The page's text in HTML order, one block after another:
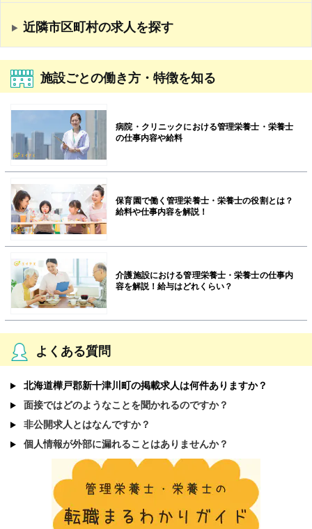
近隣市区町村の求人を探す
施設ごとの働き方・特徴を知る
病院・クリニックにおける管理栄養士・栄養士
の仕事内容や給料
保育園で働く管理栄養士・栄養士の役割とは？
給料や仕事内容を解説！
介護施設における管理栄養士・栄養士の仕事内
容を解説！給与はどれくらい？
よくある質問
北海道樺戸郡新十津川町の掲載求人は何件ありますか？
面接ではどのようなことを聞かれるのですか？
非公開求人とはなんですか？
個人情報が外部に漏れることはありませんか？